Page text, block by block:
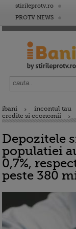
stirileprotv.ro
PROTV NEWS
ibani
incontul tau
credite si economii
Depozitele
populatiei
0,7%,
peste 380